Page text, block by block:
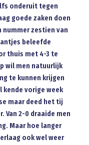
onderuit tegen
goede zaken doen
nummer zestien van
beleefde
thuis met 4-3 te
wil men natuurlijk
te kunnen krijgen
kende vorige week
maar deed het tij
Van 2-0 draaide men
Maar hoe langer
ook wel weer